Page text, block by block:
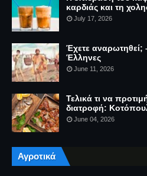
καρδιάς και τη
July 17, 2026
Έχετε αναρωτηθεί;
Έλληνες
June 11, 2026
Τελικά τι να
διατροφή:
June 04, 2026
Αγροτικά